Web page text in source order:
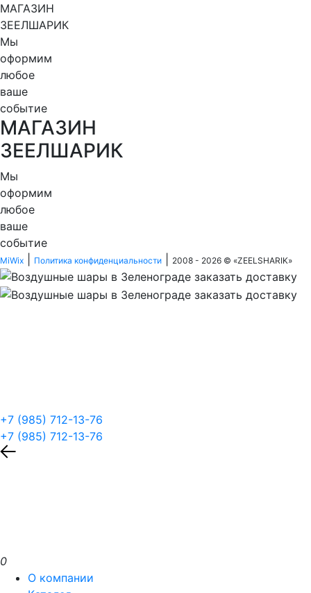
МАГАЗИН
ЗЕЕЛШАРИК
Мы
оформим
любое
ваше
событие
МАГАЗИН
ЗЕЕЛШАРИК
Мы
оформим
любое
ваше
событие
MiWix Политика конфиденциальности 2008 - 2026 © «ZEELSHARIK»
+7 (985) 712-13-76
+7 (985) 712-13-76
0
О компании